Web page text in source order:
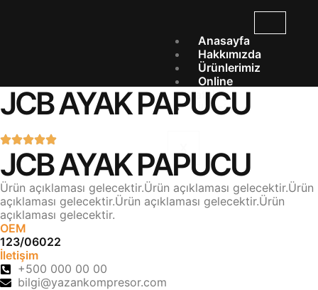
Anasayfa
Hakkımızda
Ürünlerimiz
Online
Katalog
İletişim
JCB AYAK PAPUCU
JCB AYAK PAPUCU
Ürün açıklaması gelecektir.Ürün açıklaması gelecektir.Ürün
açıklaması gelecektir.Ürün açıklaması gelecektir.Ürün
açıklaması gelecektir.
OEM
123/06022
İletişim
+500 000 00 00
bilgi@yazankompresor.com